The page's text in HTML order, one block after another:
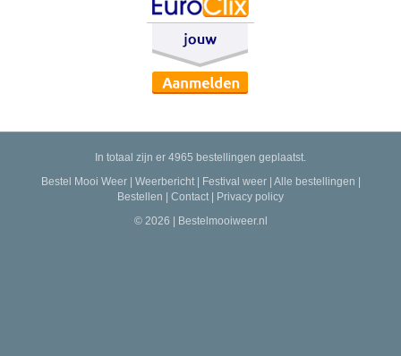
In totaal zijn er 4965 bestellingen geplaatst.
Bestel Mooi Weer| Weerbericht| Festival weer| Alle bestellingen |
Bestellen | Contact | Privacy policy
© 2026 | Bestelmooiweer.nl